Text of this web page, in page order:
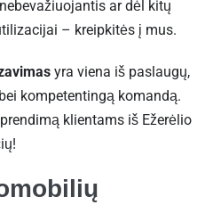
ar dėl kitų
– kreipkitės į mus.
yra viena iš paslaugų,
kompetentingą komandą.
klientams iš Ežerėlio